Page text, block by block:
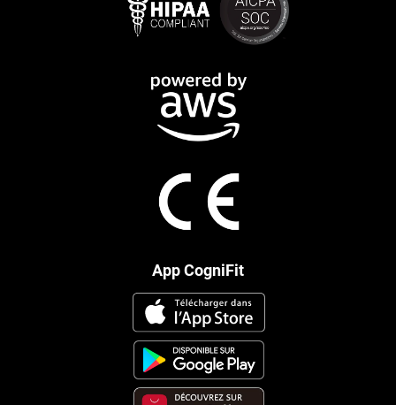
App CogniFit